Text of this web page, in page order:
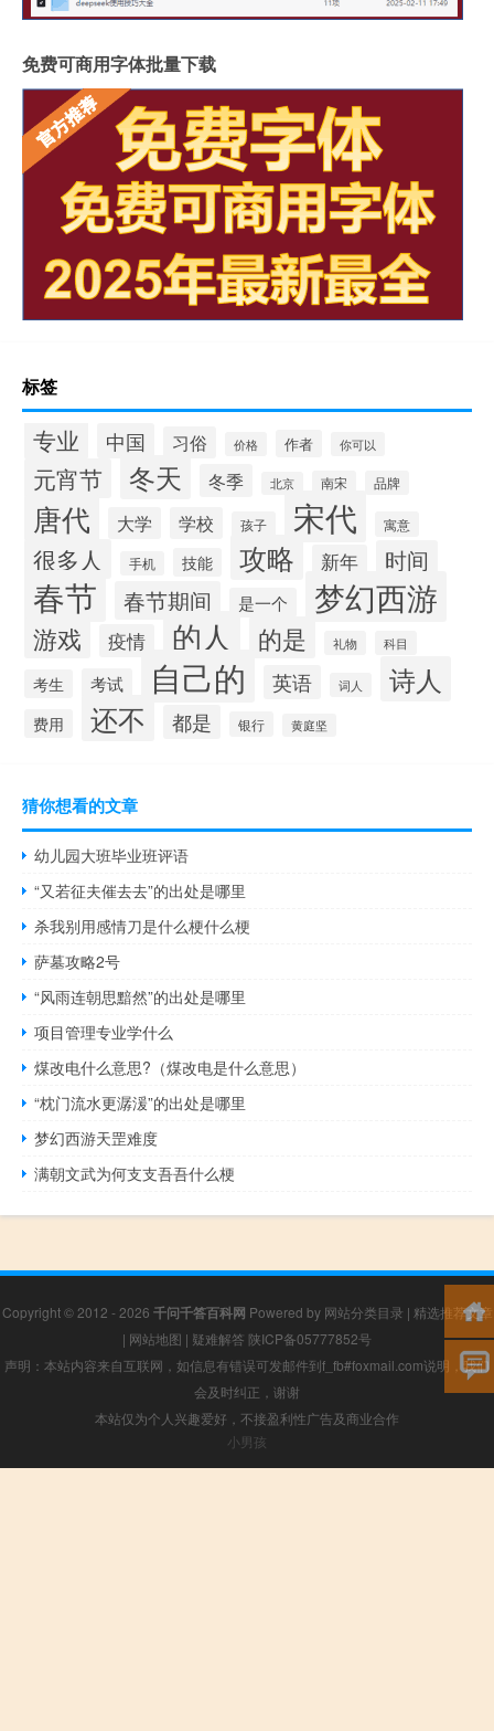
免费可商用字体批量下载
标签
专业 中国 习俗 价格 作者 你可以
元宵节 冬天 冬季 北京 南宋 品牌
唐代 大学 学校 孩子 宋代 寓意
很多人 手机 技能 攻略 新年 时间
春节 春节期间 是一个 梦幻西游
游戏 疫情 的人 的是 礼物 科目
考生 考试 自己的 英语 词人 诗人
费用 还不 都是 银行 黄庭坚
猜你想看的文章
幼儿园大班毕业班评语
“又若征夫催去去”的出处是哪里
杀我别用感情刀是什么梗什么梗
萨墓攻略2号
“风雨连朝思黯然”的出处是哪里
项目管理专业学什么
煤改电什么意思?（煤改电是什么意思）
“枕门流水更潺湲”的出处是哪里
梦幻西游天罡难度
满朝文武为何支支吾吾什么梗
Copyright © 2012 - 2026 千问千答百科网 Powered by 网站分类目录 | 精选推荐文章
| 网站地图 | 疑难解答 陕ICP备05777852号
声明：本站内容来自互联网，如信息有错误可发邮件到f_fb#foxmail.com说明，我们
会及时纠正，谢谢
本站仅为个人兴趣爱好，不接盈利性广告及商业合作
小男孩